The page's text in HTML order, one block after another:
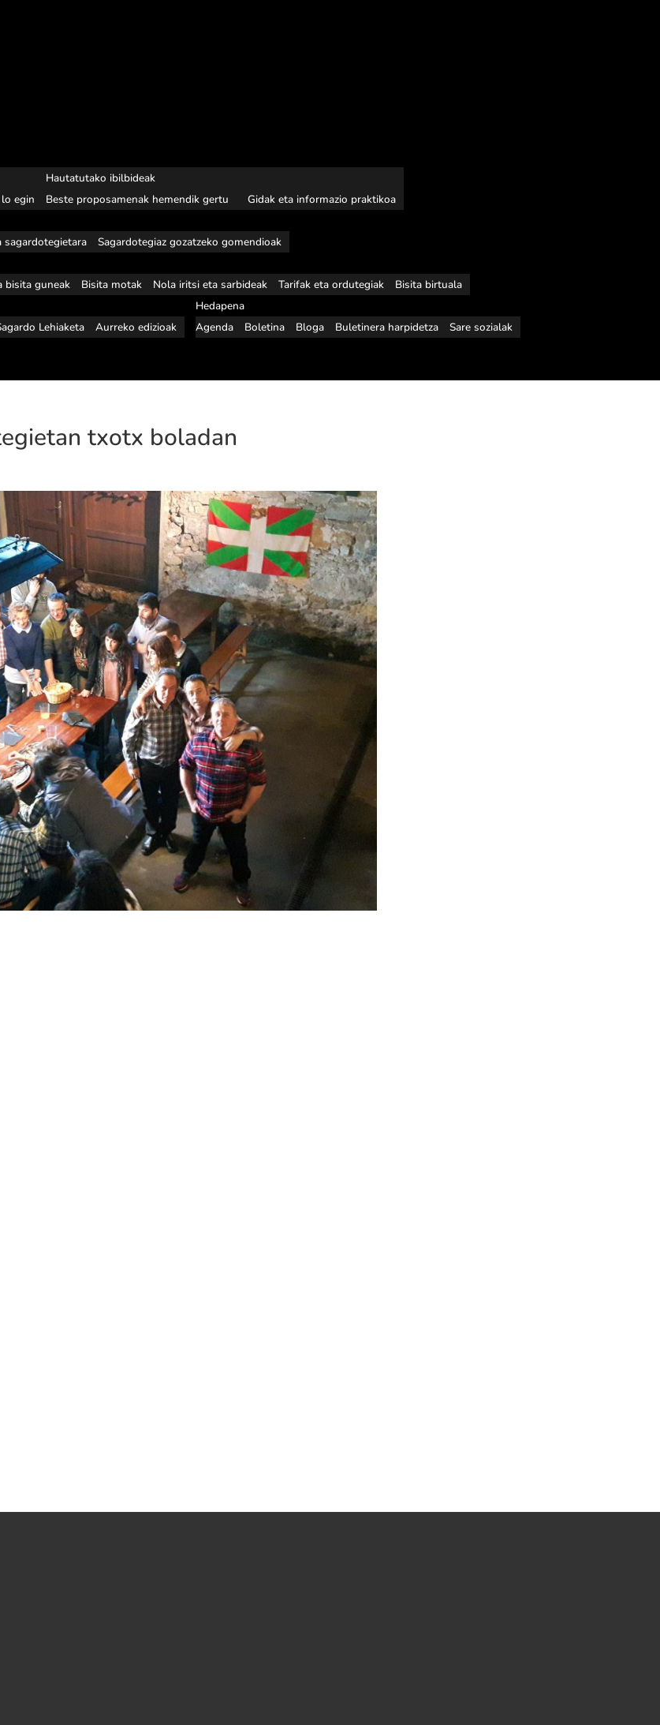
egin
Hautatutako ibilbideak
Beste proposamenak hemendik gertu
Gidak eta informazio praktikoa
sagardotegietara
Sagardotegiaz gozatzeko gomendioak
bisita guneak Bisita motak Nola iritsi eta sarbideak Tarifak eta ordutegiak Bisita birtuala
Lehiaketa Aurreko edizioak
Hedapena
Agenda
Boletina Bloga Buletinera harpidetza Sare sozialak
txotx boladan